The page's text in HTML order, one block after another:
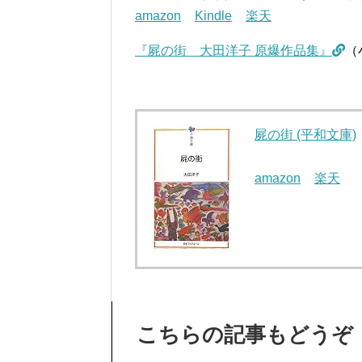
amazon
Kindle 楽天
『屍の街 大田洋子 原爆作品集』
屍の街 (平和文庫)
amazon 楽天
こちらの記事もどうぞ